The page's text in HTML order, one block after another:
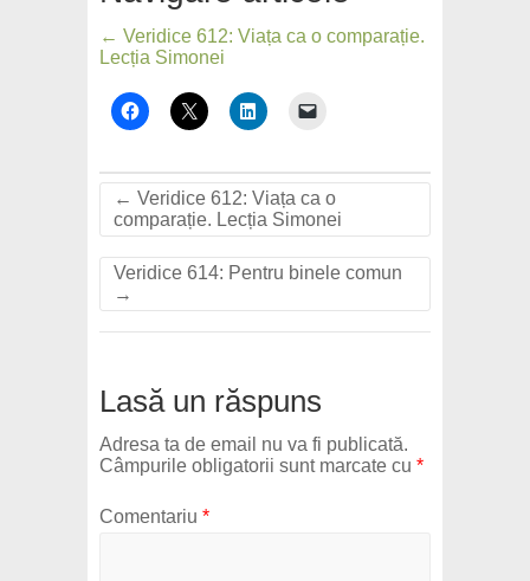
← Veridice 612: Viața ca o comparație.
Lecția Simonei
← Veridice 612: Viața ca o
comparație. Lecția Simonei
Veridice 614: Pentru binele comun
→
Lasă un răspuns
Adresa ta de email nu va fi publicată.
Câmpurile obligatorii sunt marcate cu *
Comentariu *